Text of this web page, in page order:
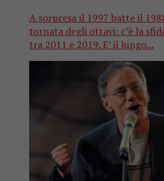
A sorpresa il 1997 batte il
tornata degli ottavi: c’è la
tra 2011 e 2019. E’ il lungo...